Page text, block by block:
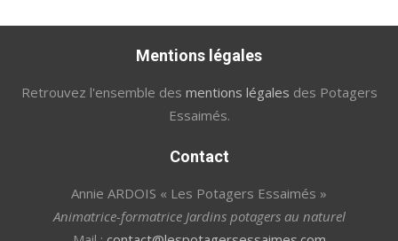
Mentions légales
Retrouvez l'ensemble des mentions légales des Potagers
Essaimés.
Contact
Annie ARDOIS « Les Potagers Essaimés »
Animatrice-formatrice Jardins potagers au naturel